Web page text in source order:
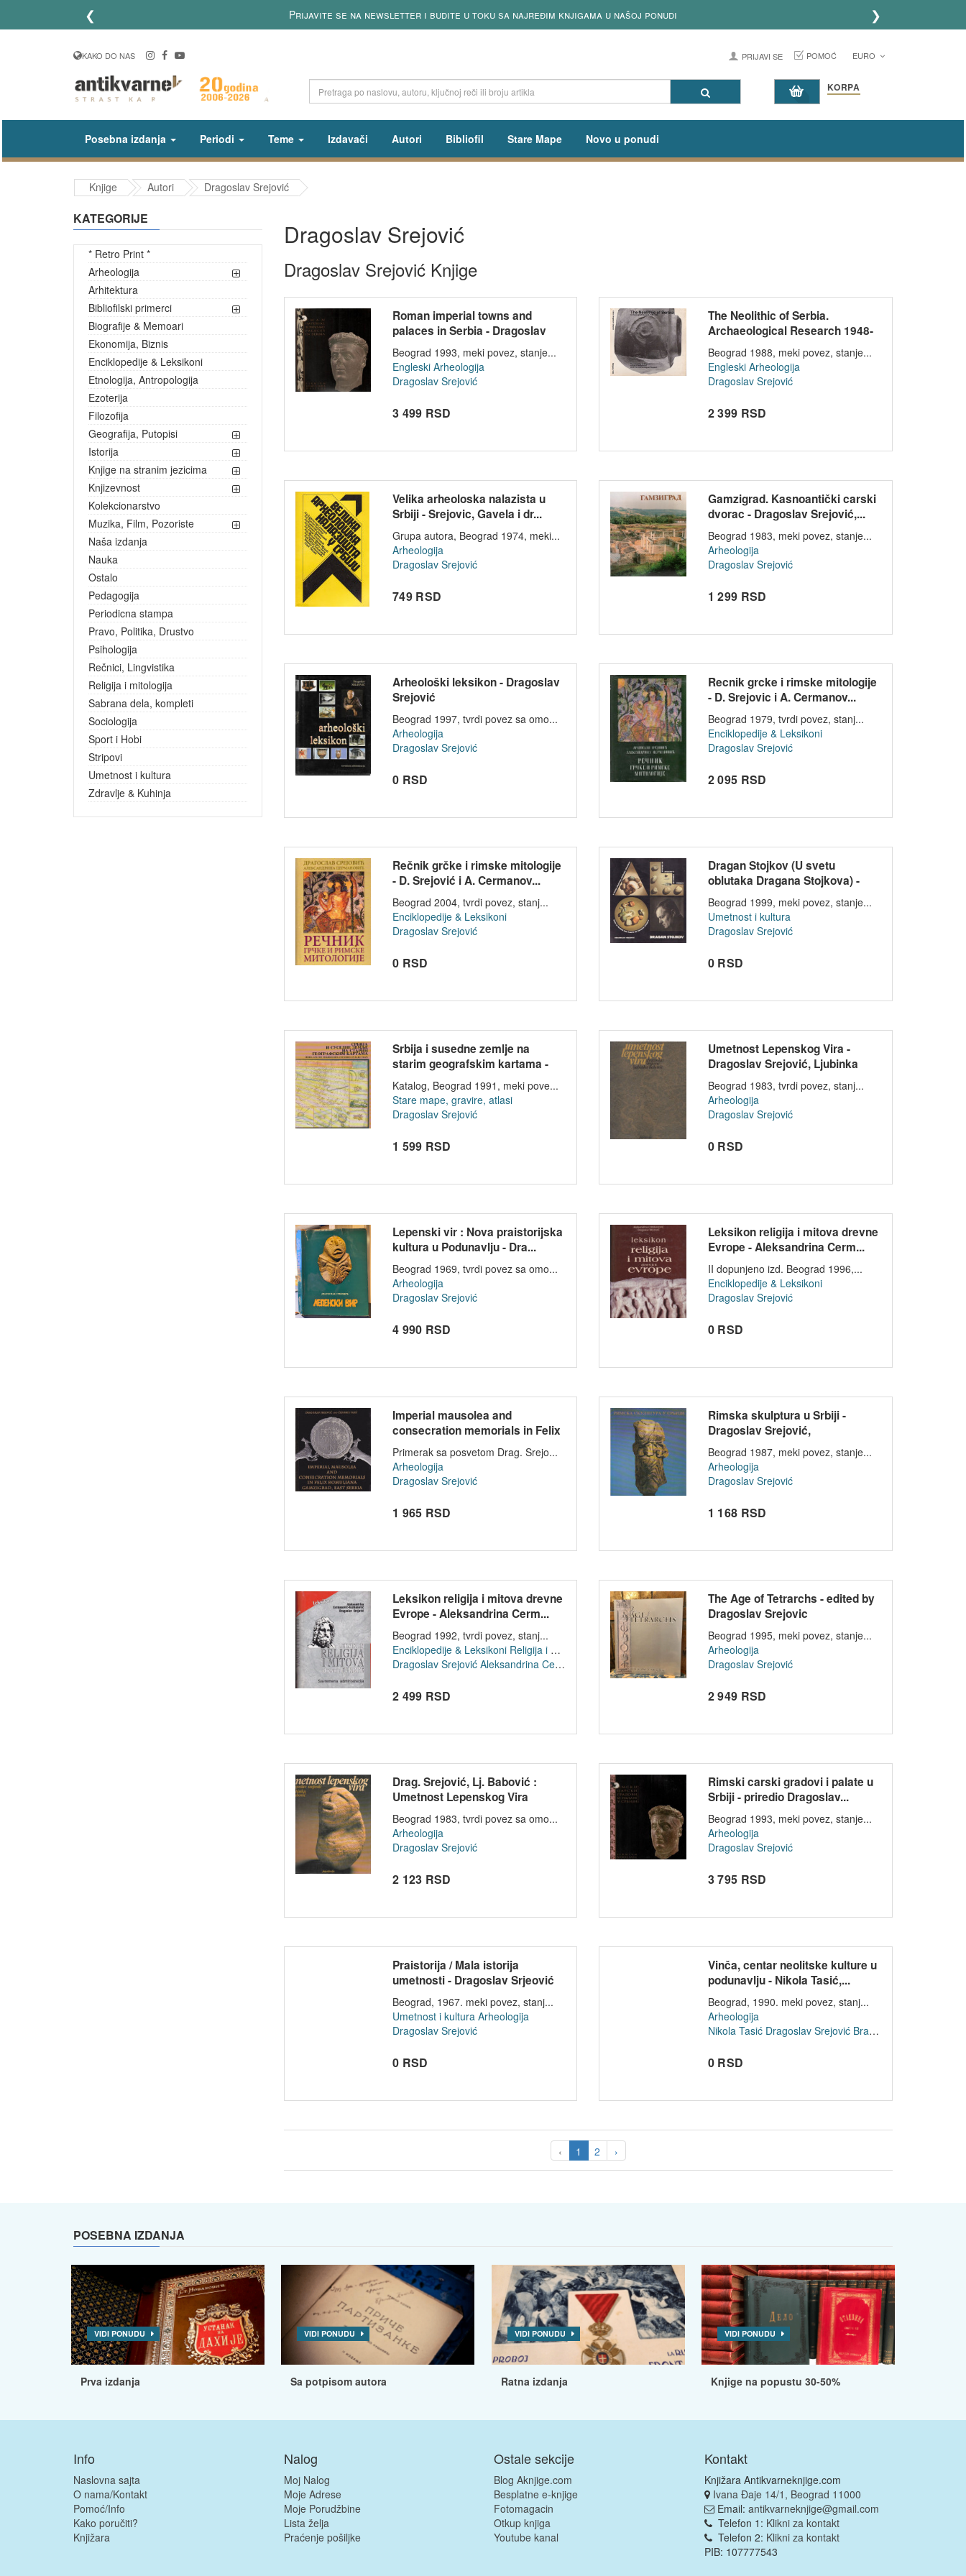
❮ Lično preuzimanje poručenih knjiga od utorka do petka od 13 do 18h ❯
KAKO DO NAS PRIJAVI SE POMOĆ EURO
KORPA
Posebna izdanja Periodi Teme Izdavači Autori Bibliofil Stare Mape Novo u ponudi
Knjige Autori Dragoslav Srejović
KATEGORIJE
* Retro Print *
Arheologija
Arhitektura
Bibliofilski primerci
Biografije & Memoari
Ekonomija, Biznis
Enciklopedije & Leksikoni
Etnologija, Antropologija
Ezoterija
Filozofija
Geografija, Putopisi
Istorija
Knjige na stranim jezicima
Knjizevnost
Kolekcionarstvo
Muzika, Film, Pozoriste
Naša izdanja
Nauka
Ostalo
Pedagogija
Periodicna stampa
Pravo, Politika, Drustvo
Psihologija
Rečnici, Lingvistika
Religija i mitologija
Sabrana dela, kompleti
Sociologija
Sport i Hobi
Stripovi
Umetnost i kultura
Zdravlje & Kuhinja
Dragoslav Srejović
Dragoslav Srejović Knjige
Roman imperial towns and
palaces in Serbia - Dragoslav
Srejo...
Beograd 1993, meki povez, stanje...
Engleski Arheologija
Dragoslav Srejović
3 499 RSD
The Neolithic of Serbia.
Archaeological Research 1948-
1988 E...
Beograd 1988, meki povez, stanje...
Engleski Arheologija
Dragoslav Srejović
2 399 RSD
Velika arheoloska nalazista u
Srbiji - Srejovic, Gavela i dr...
Grupa autora, Beograd 1974, meki...
Arheologija
Dragoslav Srejović
749 RSD
Gamzigrad. Kasnoantički carski
dvorac - Dragoslav Srejović,...
Beograd 1983, meki povez, stanje...
Arheologija
Dragoslav Srejović
1 299 RSD
Arheološki leksikon - Dragoslav
Srejović
Beograd 1997, tvrdi povez sa omo...
Arheologija
Dragoslav Srejović
0 RSD
Recnik grcke i rimske mitologije
- D. Srejovic i A. Cermanov...
Beograd 1979, tvrdi povez, stanj...
Enciklopedije & Leksikoni
Dragoslav Srejović
2 095 RSD
Rečnik grčke i rimske mitologije
- D. Srejović i A. Cermanov...
Beograd 2004, tvrdi povez, stanj...
Enciklopedije & Leksikoni
Dragoslav Srejović
0 RSD
Dragan Stojkov (U svetu
oblutaka Dragana Stojkova) -
Dragosl...
Beograd 1999, meki povez, stanje...
Umetnost i kultura
Dragoslav Srejović
0 RSD
Srbija i susedne zemlje na
starim geografskim kartama -
ured...
Katalog, Beograd 1991, meki pove...
Stare mape, gravire, atlasi
Dragoslav Srejović
1 599 RSD
Umetnost Lepenskog Vira -
Dragoslav Srejović, Ljubinka
Babov...
Beograd 1983, tvrdi povez, stanj...
Arheologija
Dragoslav Srejović
0 RSD
Lepenski vir : Nova praistorijska
kultura u Podunavlju - Dra...
Beograd 1969, tvrdi povez sa omo...
Arheologija
Dragoslav Srejović
4 990 RSD
Leksikon religija i mitova drevne
Evrope - Aleksandrina Cerm...
II dopunjeno izd. Beograd 1996,...
Enciklopedije & Leksikoni
Dragoslav Srejović
0 RSD
Imperial mausolea and
consecration memorials in Felix
Romuli...
Primerak sa posvetom Drag. Srejo...
Arheologija
Dragoslav Srejović
1 965 RSD
Rimska skulptura u Srbiji -
Dragoslav Srejović,
Aleksandrina...
Beograd 1987, meki povez, stanje...
Arheologija
Dragoslav Srejović
1 168 RSD
Leksikon religija i mitova drevne
Evrope - Aleksandrina Cerm...
Beograd 1992, tvrdi povez, stanj...
Enciklopedije & Leksikoni Religija i mitologija
Dragoslav Srejović Aleksandrina Cermanović
2 499 RSD
The Age of Tetrarchs - edited by
Dragoslav Srejovic
Beograd 1995, meki povez, stanje...
Arheologija
Dragoslav Srejović
2 949 RSD
Drag. Srejović, Lj. Babović :
Umetnost Lepenskog Vira
Beograd 1983, tvrdi povez sa omo...
Arheologija
Dragoslav Srejović
2 123 RSD
Rimski carski gradovi i palate u
Srbiji - priredio Dragoslav...
Beograd 1993, meki povez, stanje...
Arheologija
Dragoslav Srejović
3 795 RSD
Praistorija / Mala istorija
umetnosti - Dragoslav Srjeović
Beograd, 1967. meki povez, stanj...
Umetnost i kultura Arheologija
Dragoslav Srejović
0 RSD
Vinča, centar neolitske kulture u
podunavlju - Nikola Tasić,...
Beograd, 1990. meki povez, stanj...
Arheologija
Nikola Tasić Dragoslav Srejović Bratislav Stojanović
0 RSD
‹ 1 2 ›
POSEBNA IZDANJA
VIDI PONUDU
Prva izdanja
VIDI PONUDU
Sa potpisom autora
VIDI PONUDU
Ratna izdanja
VIDI PONUDU
Knjige na popustu 30-50%
Info
Naslovna sajta
O nama/Kontakt
Pomoć/Info
Kako poručiti?
Knjižara
Nalog
Moj Nalog
Moje Adrese
Moje Porudžbine
Lista želja
Praćenje pošiljke
Ostale sekcije
Blog Aknjige.com
Besplatne e-knjige
Fotomagacin
Otkup knjiga
Youtube kanal
Kontakt
Knjižara Antikvarneknjige.com
Ivana Đaje 14/1, Beograd 11000
Email: antikvarneknjige@gmail.com
Telefon 1: Klikni za kontakt
Telefon 2: Klikni za kontakt
PIB: 107777543